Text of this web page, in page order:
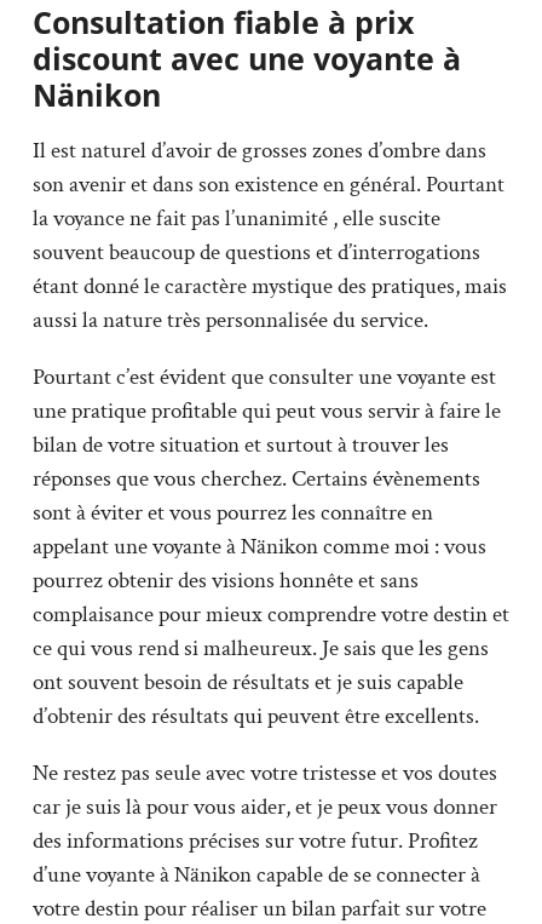
Consultation fiable à prix
discount avec une voyante à
Nänikon
Il est naturel d’avoir de grosses zones d’ombre dans
son avenir et dans son existence en général. Pourtant
la voyance ne fait pas l’unanimité , elle suscite
souvent beaucoup de questions et d’interrogations
étant donné le caractère mystique des pratiques, mais
aussi la nature très personnalisée du service.
Pourtant c’est évident que consulter une voyante est
une pratique profitable qui peut vous servir à faire le
bilan de votre situation et surtout à trouver les
réponses que vous cherchez. Certains évènements
sont à éviter et vous pourrez les connaître en
appelant une voyante à Nänikon comme moi : vous
pourrez obtenir des visions honnête et sans
complaisance pour mieux comprendre votre destin et
ce qui vous rend si malheureux. Je sais que les gens
ont souvent besoin de résultats et je suis capable
d’obtenir des résultats qui peuvent être excellents.
Ne restez pas seule avec votre tristesse et vos doutes
car je suis là pour vous aider, et je peux vous donner
des informations précises sur votre futur. Profitez
d’une voyante à Nänikon capable de se connecter à
votre destin pour réaliser un bilan parfait sur votre